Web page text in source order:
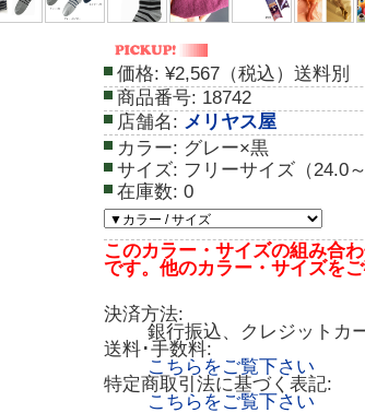
価格: ¥2,567（税込）送料別
商品番号: 18742
店舗名: メリヤス屋
カラー: グレー×黒
サイズ: フリーサイズ（24.0
在庫数: 0
このカラー・サイズの組み合
です。他のカラー・サイズを
決済方法:
銀行振込、クレジットカ
送料･手数料:
こちらをご覧下さい
特定商取引法に基づく表記:
こちらをご覧下さい